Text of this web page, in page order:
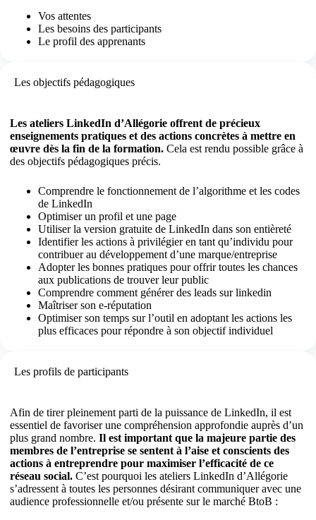
Vos attentes
Les besoins des participants
Le profil des apprenants
Les objectifs pédagogiques
Les ateliers LinkedIn d’Allégorie offrent de précieux
enseignements pratiques et des actions concrètes à mettre en
œuvre dès la fin de la formation. Cela est rendu possible grâce à
des objectifs pédagogiques précis.
Comprendre le fonctionnement de l’algorithme et les codes
de LinkedIn
Optimiser un profil et une page
Utiliser la version gratuite de LinkedIn dans son entièreté
Identifier les actions à privilégier en tant qu’individu pour
contribuer au développement d’une marque/entreprise
Adopter les bonnes pratiques pour offrir toutes les chances
aux publications de trouver leur public
Comprendre comment générer des leads sur linkedin
Maîtriser son e-réputation
Optimiser son temps sur l’outil en adoptant les actions les
plus efficaces pour répondre à son objectif individuel
Les profils de participants
Afin de tirer pleinement parti de la puissance de LinkedIn, il est
essentiel de favoriser une compréhension approfondie auprès d’un
plus grand nombre. Il est important que la majeure partie des
membres de l’entreprise se sentent à l’aise et conscients des
actions à entreprendre pour maximiser l’efficacité de ce
réseau social. C’est pourquoi les ateliers LinkedIn d’Allégorie
s’adressent à toutes les personnes désirant communiquer avec une
audience professionnelle et/ou présente sur le marché BtoB :